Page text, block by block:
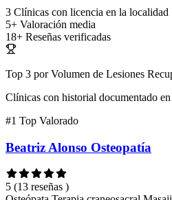
3 Clínicas con licencia en la localidad
5+ Valoración media
18+ Reseñas verificadas
Top 3 por Volumen de Lesiones
Clínicas con historial documentado
#1 Top Valorado
Beatriz Alonso Osteopatía
5 (13 reseñas )